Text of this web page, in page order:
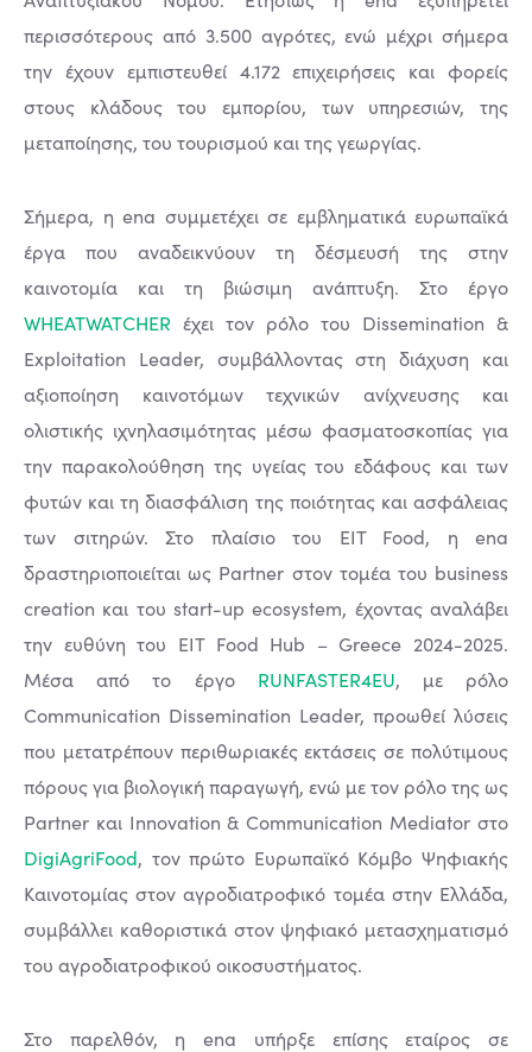
περισσότερους από 3.500 αγρότες, ενώ μέχρι σήμερα
την έχουν εμπιστευθεί 4.172 επιχειρήσεις και φορείς
στους κλάδους του εμπορίου, των υπηρεσιών, της
μεταποίησης, του τουρισμού και της γεωργίας.
Σήμερα, η ena συμμετέχει σε εμβληματικά ευρωπαϊκά
έργα που αναδεικνύουν τη δέσμευσή της στην
καινοτομία και τη βιώσιμη ανάπτυξη. Στο έργο
WHEATWATCHER έχει τον ρόλο του Dissemination &
Exploitation Leader, συμβάλλοντας στη διάχυση και
αξιοποίηση καινοτόμων τεχνικών ανίχνευσης και
ολιστικής ιχνηλασιμότητας μέσω φασματοσκοπίας για
την παρακολούθηση της υγείας του εδάφους και των
φυτών και τη διασφάλιση της ποιότητας και ασφάλειας
των σιτηρών. Στο πλαίσιο του EIT Food, η ena
δραστηριοποιείται ως Partner στον τομέα του business
creation και του start-up ecosystem, έχοντας αναλάβει
την ευθύνη του EIT Food Hub – Greece 2024-2025.
Μέσα από το έργο RUNFASTER4EU, με ρόλο
Communication Dissemination Leader, προωθεί λύσεις
που μετατρέπουν περιθωριακές εκτάσεις σε πολύτιμους
πόρους για βιολογική παραγωγή, ενώ με τον ρόλο της ως
Partner και Innovation & Communication Mediator στο
DigiAgriFood, τον πρώτο Ευρωπαϊκό Κόμβο Ψηφιακής
Καινοτομίας στον αγροδιατροφικό τομέα στην Ελλάδα,
συμβάλλει καθοριστικά στον ψηφιακό μετασχηματισμό
του αγροδιατροφικού οικοσυστήματος.
Στο παρελθόν, η ena υπήρξε επίσης εταίρος σε